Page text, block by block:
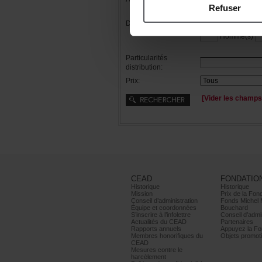
Refuser
Distribution: Femme(s)
Homme(s)
Particularités
distribution:
Prix:
CEAD
Historique
Mission
Conseild’administration
Équipeetcoordonnées
S’inscrireàl’infolettre
ActualitésduCEAD
Rapportsannuels
Membreshonorifiquesdu
CEAD
Mesurescontrele
harcèlement
Historique
Bouchard
Partenaires